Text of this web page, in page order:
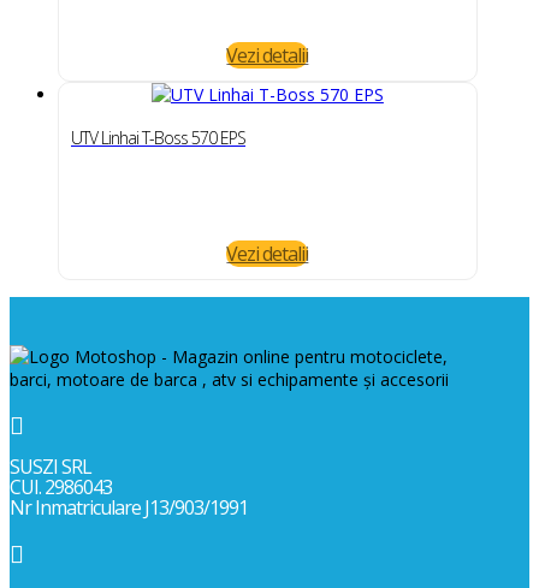
Vezi detalii
UTV Linhai T-Boss 570 EPS
Vezi detalii

SUSZI SRL
CUI. 2986043
Nr Inmatriculare J13/903/1991
